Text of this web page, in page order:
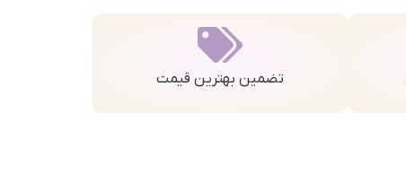
تضمین بهترین قیمت